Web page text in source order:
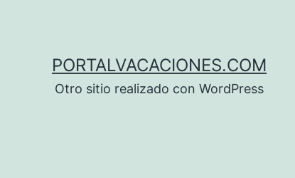
PORTALVACACIONES.COM
Otro sitio realizado con WordPress